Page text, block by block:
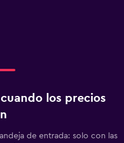
los precios
de entrada: solo con las